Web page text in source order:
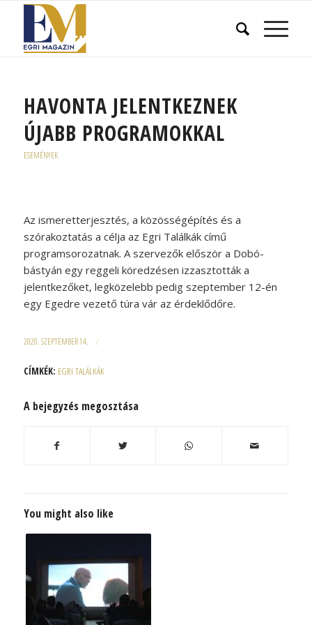
HAVONTA JELENTKEZNEK
ÚJABB PROGRAMOKKAL
ESEMÉNYEK
Az ismeretterjesztés, a közösségépítés és a
szórakoztatás a célja az Egri Találkák című
programsorozatnak. A szervezők először a Dobó-
bástyán egy reggeli köredzésen izzasztották a
jelentkezőket, legközelebb pedig szeptember 12-én
egy Egedre vezető túra vár az érdeklődőre.
2020. SZEPTEMBER 14. /
CÍMKÉK: EGRI TALÁLKÁK
A bejegyzés megosztása
You might also like